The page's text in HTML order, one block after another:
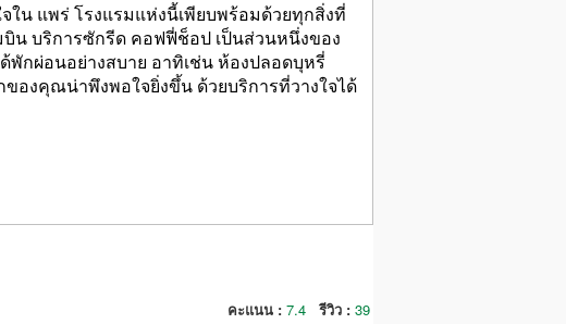
น แพร่ โรงแรมแห่งนี้เพียบพร้อมด้วยทุกสิ่งที่
น บริการซักรีด คอฟฟี่ช็อป เป็นส่วนหนึ่งของ
กผ่อนอย่างสบาย อาทิเช่น ห้องปลอดบุหรี่
ของคุณน่าพึงพอใจยิ่งขึ้น ด้วยบริการที่วางใจได้
คะแนน : 7.4 รีวิว : 39